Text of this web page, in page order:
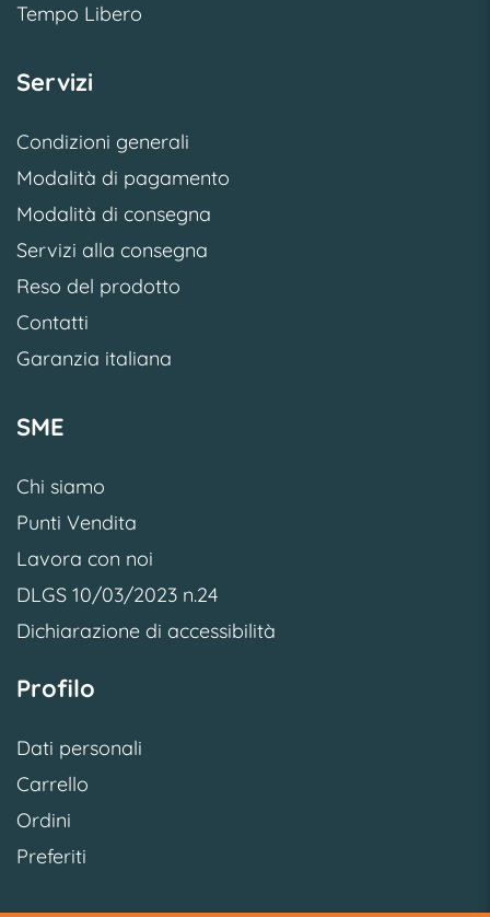
Tempo Libero
Servizi
Condizioni generali
Modalità di pagamento
Modalità di consegna
Servizi alla consegna
Reso del prodotto
Contatti
Garanzia italiana
SME
Chi siamo
Punti Vendita
Lavora con noi
DLGS 10/03/2023 n.24
Dichiarazione di accessibilità
Profilo
Dati personali
Carrello
Ordini
Preferiti